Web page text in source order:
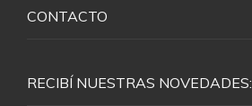
RECIBÍ NUESTRAS NOVEDADES:
CONTACTO